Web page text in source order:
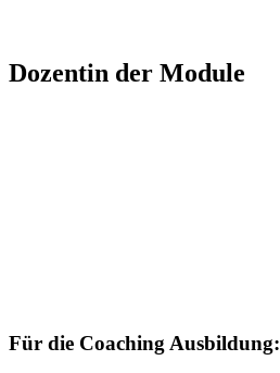
Dozentin der Module
Für die Coaching Ausbildung: